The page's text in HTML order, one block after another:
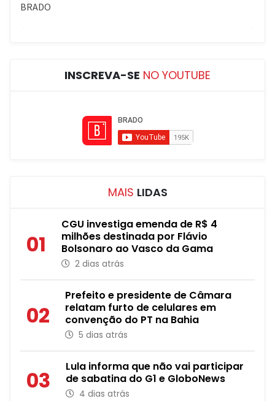
INSCREVA-SE NO YOUTUBE
MAIS LIDAS
01
CGU investiga emenda de R$ 4
milhões destinada por Flávio
Bolsonaro ao Vasco da Gama
2 dias atrás
02
Prefeito e presidente de Câmara
relatam furto de celulares em
convenção do PT na Bahia
5 dias atrás
03
Lula informa que não vai participar
de sabatina do G1 e GloboNews
4 dias atrás